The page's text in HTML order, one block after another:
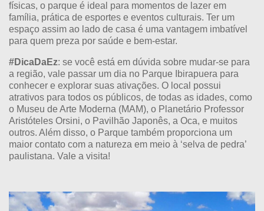
físicas, o parque é ideal para momentos de lazer em
família, prática de esportes e eventos culturais. Ter um
espaço assim ao lado de casa é uma vantagem imbatível
para quem preza por saúde e bem-estar.
#DicaDaEz: se você está em dúvida sobre mudar-se para
a região, vale passar um dia no Parque Ibirapuera para
conhecer e explorar suas ativações. O local possui
atrativos para todos os públicos, de todas as idades, como
o Museu de Arte Moderna (MAM), o Planetário Professor
Aristóteles Orsini, o Pavilhão Japonês, a Oca, e muitos
outros. Além disso, o Parque também proporciona um
maior contato com a natureza em meio à ‘selva de pedra’
paulistana. Vale a visita!